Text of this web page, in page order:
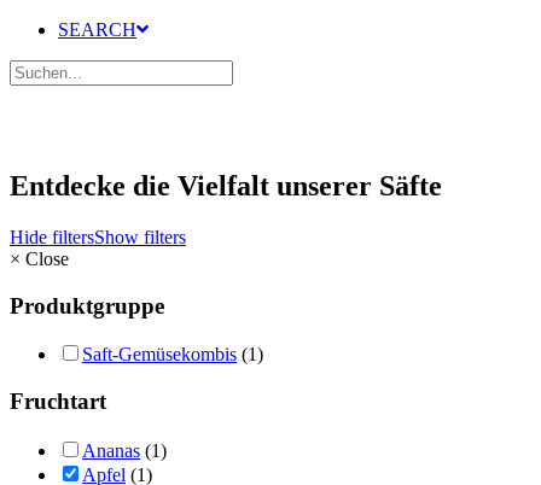
SEARCH
Entdecke die Vielfalt unserer Säfte
Hide filtersShow filters
× Close
Produktgruppe
Saft-Gemüsekombis (1)
Fruchtart
Ananas (1)
Apfel (1)